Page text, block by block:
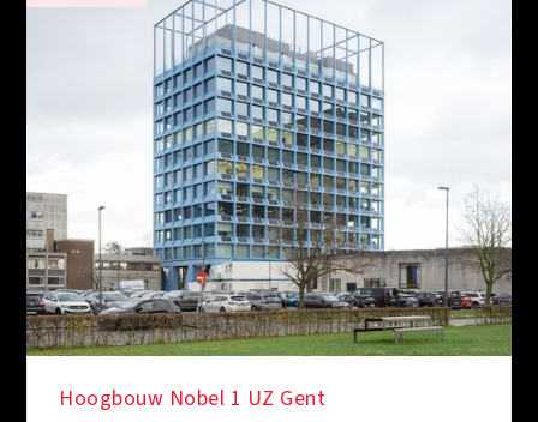
Hoogbouw Nobel 1 UZ Gent